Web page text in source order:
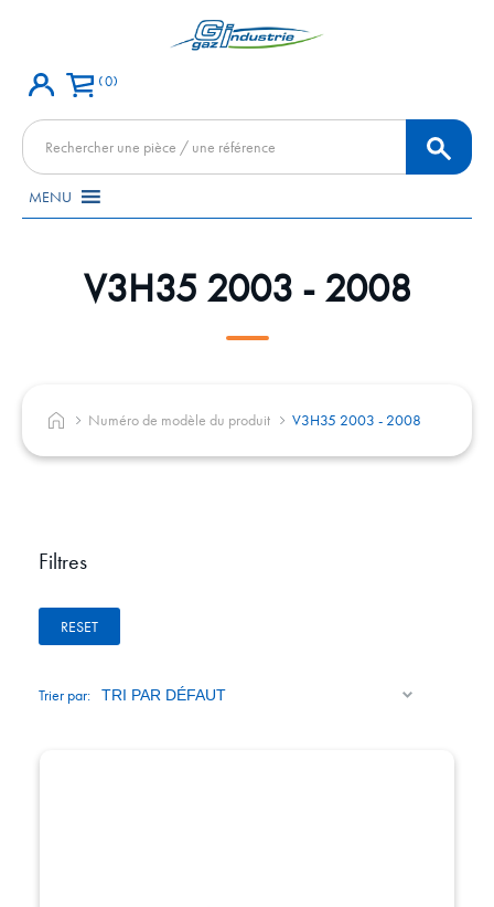
0
Recherche
de
produits
MENU
V3H35 2003 - 2008
Numéro de modèle du produit V3H35 2003 - 2008
Filtres
RESET
Trier par: